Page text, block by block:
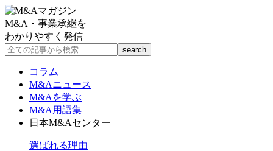
M&A・事業承継を
わかりやすく発信
コラム
M&Aニュース
M&Aを学ぶ
M&A用語集
日本M&Aセンター
選ばれる理由